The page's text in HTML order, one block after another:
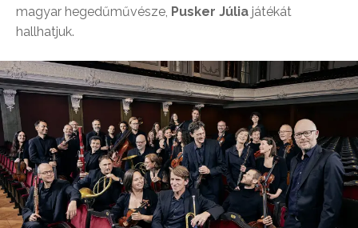
magyar hegedűművésze, Pusker Júlia játékát
hallhatjuk.